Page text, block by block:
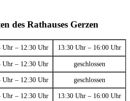
des Rathauses Gerzen
Uhr – 12:30 Uhr 13:30 Uhr – 16:00 Uhr
Uhr – 12:30 Uhr geschlossen
Uhr – 12:30 Uhr geschlossen
Uhr – 12:30 Uhr 13:30 Uhr – 16:00 Uhr